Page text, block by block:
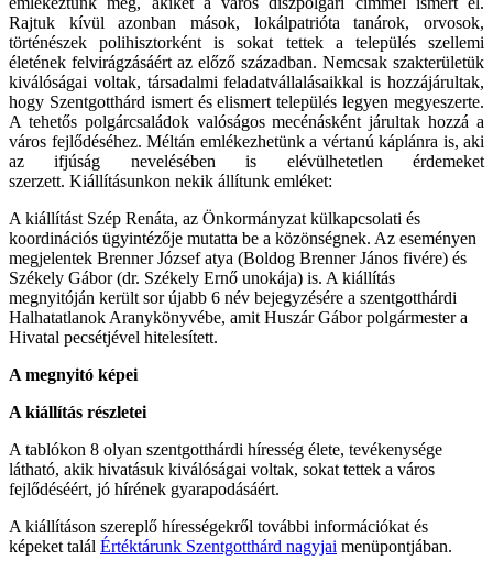
Rajtuk kívül azonban mások, lokálpatrióta tanárok, orvosok,
történészek polihisztorként is sokat tettek a település szellemi
életének felvirágzásáért az előző században. Nemcsak szakterületük
kiválóságai voltak, társadalmi feladatvállalásaikkal is hozzájárultak,
hogy Szentgotthárd ismert és elismert település legyen megyeszerte.
A tehetős polgárcsaládok valóságos mecénásként járultak hozzá a
város fejlődéséhez. Méltán emlékezhetünk a vértanú káplánra is, aki
az ifjúság nevelésében is elévülhetetlen érdemeket
szerzett. Kiállításunkon nekik állítunk emléket:
A kiállítást Szép Renáta, az Önkormányzat külkapcsolati és
koordinációs ügyintézője mutatta be a közönségnek. Az eseményen
megjelentek Brenner József atya (Boldog Brenner János fivére) és
Székely Gábor (dr. Székely Ernő unokája) is. A kiállítás
megnyitóján került sor újabb 6 név bejegyzésére a szentgotthárdi
Halhatatlanok Aranykönyvébe, amit Huszár Gábor polgármester a
Hivatal pecsétjével hitelesített.
A megnyitó képei
A kiállítás részletei
A tablókon 8 olyan szentgotthárdi híresség élete, tevékenysége
látható, akik hivatásuk kiválóságai voltak, sokat tettek a város
fejlődéséért, jó hírének gyarapodásáért.
A kiállításon szereplő hírességekről további információkat és
képeket talál Értéktárunk Szentgotthárd nagyjai menüpontjában.